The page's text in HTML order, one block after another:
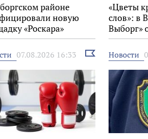
районе
новую
«Роскара»
«Цветы
слов»: в
Выборг»
выставка
07.08.2026 16:33
Выбрать
новость
Новости